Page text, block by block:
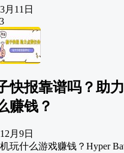
月11日
快报靠谱吗？助力
赚钱？
月9日